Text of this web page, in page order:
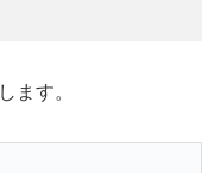
ます。